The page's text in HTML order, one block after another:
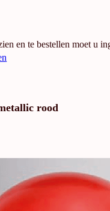
en te bestellen moet u
rood